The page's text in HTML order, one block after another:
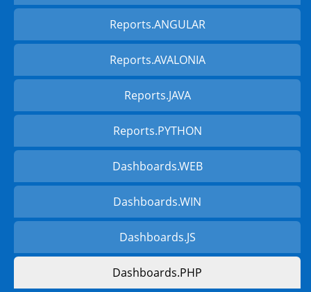
Reports.ANGULAR
Reports.AVALONIA
Reports.JAVA
Reports.PYTHON
Dashboards.WEB
Dashboards.WIN
Dashboards.JS
Dashboards.PHP